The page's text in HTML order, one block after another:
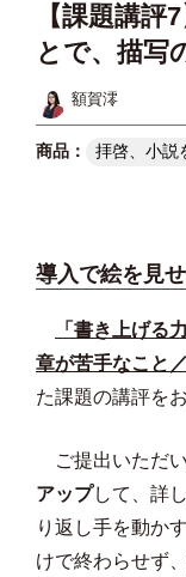
【課題講評
とで、描写
額賀澪
拝啓、小説
導入で絵を見
「書き上げる
章が苦手なこと
た課題の講評を
ご提出いただ
アップして、詳
り返し手を動か
けで終わらせず